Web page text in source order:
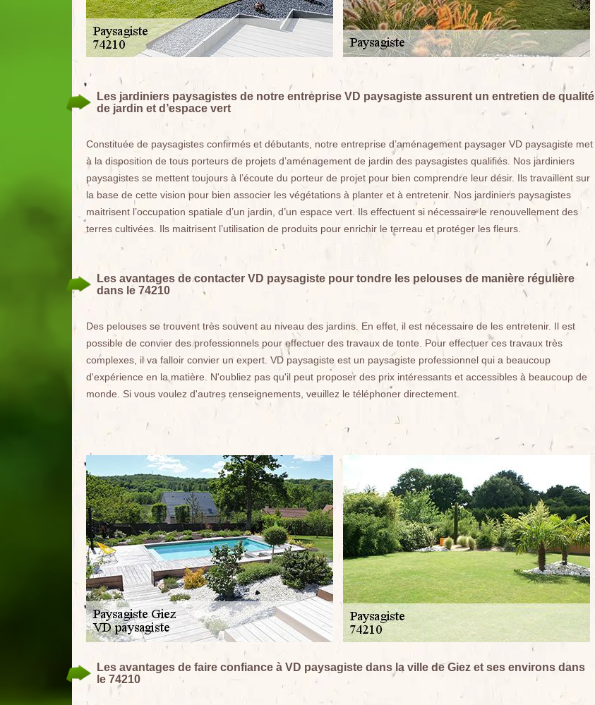
Les jardiniers paysagistes de notre entreprise VD paysagiste assurent un entretien de qualité
de jardin et d’espace vert
Constituée de paysagistes confirmés et débutants, notre entreprise d’aménagement paysager VD paysagiste met
à la disposition de tous porteurs de projets d’aménagement de jardin des paysagistes qualifiés. Nos jardiniers
paysagistes se mettent toujours à l’écoute du porteur de projet pour bien comprendre leur désir. Ils travaillent sur
la base de cette vision pour bien associer les végétations à planter et à entretenir. Nos jardiniers paysagistes
maitrisent l’occupation spatiale d’un jardin, d’un espace vert. Ils effectuent si nécessaire le renouvellement des
terres cultivées. Ils maitrisent l’utilisation de produits pour enrichir le terreau et protéger les fleurs.
Les avantages de contacter VD paysagiste pour tondre les pelouses de manière régulière
dans le 74210
Des pelouses se trouvent très souvent au niveau des jardins. En effet, il est nécessaire de les entretenir. Il est
possible de convier des professionnels pour effectuer des travaux de tonte. Pour effectuer ces travaux très
complexes, il va falloir convier un expert. VD paysagiste est un paysagiste professionnel qui a beaucoup
d'expérience en la matière. N'oubliez pas qu'il peut proposer des prix intéressants et accessibles à beaucoup de
monde. Si vous voulez d'autres renseignements, veuillez le téléphoner directement.
Les avantages de faire confiance à VD paysagiste dans la ville de Giez et ses environs dans
le 74210